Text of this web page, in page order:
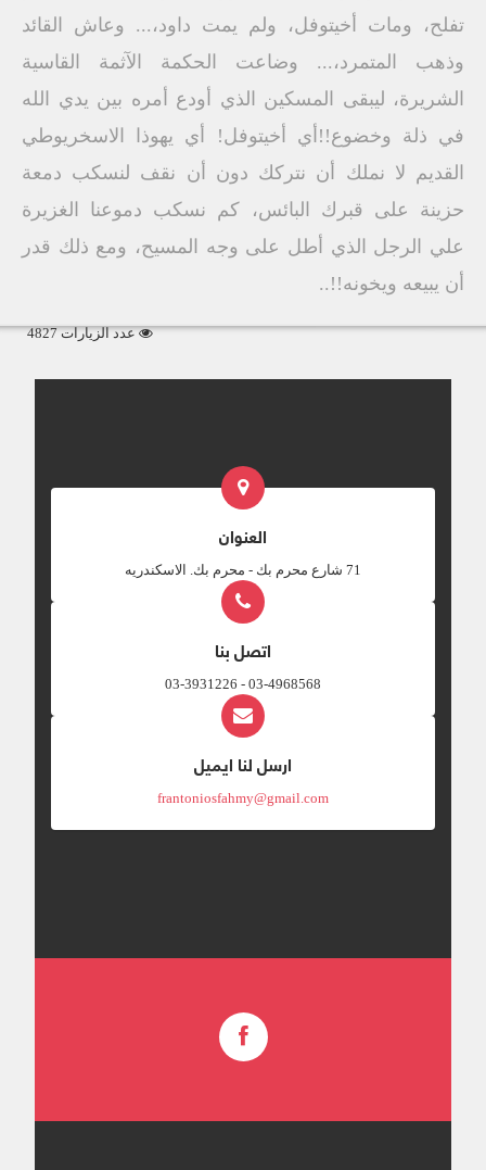
تفلح، ومات أخيتوفل، ولم يمت داود،... وعاش القائد
وذهب المتمرد،... وضاعت الحكمة الآثمة القاسية
الشريرة، ليبقى المسكين الذي أودع أمره بين يدي الله
في ذلة وخضوع!!أي أخيتوفل! أي يهوذا الاسخريوطي
القديم لا نملك أن نتركك دون أن نقف لنسكب دمعة
حزينة على قبرك البائس، كم نسكب دموعنا الغزيرة
علي الرجل الذي أطل على وجه المسيح، ومع ذلك قدر
أن يبيعه ويخونه!!..
عدد الزيارات 4827
العنوان
‎71 شارع محرم بك - محرم بك. الاسكندريه
اتصل بنا
03-4968568 - 03-3931226
ارسل لنا ايميل
frantoniosfahmy@gmail.com